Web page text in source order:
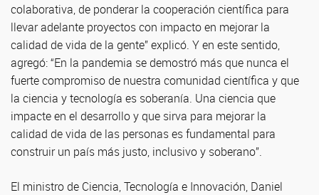
colaborativa, de ponderar la cooperación científica para
llevar adelante proyectos con impacto en mejorar la
calidad de vida de la gente” explicó. Y en este sentido,
agregó: “En la pandemia se demostró más que nunca el
fuerte compromiso de nuestra comunidad científica y que
la ciencia y tecnología es soberanía. Una ciencia que
impacte en el desarrollo y que sirva para mejorar la
calidad de vida de las personas es fundamental para
construir un país más justo, inclusivo y soberano”.
El ministro de Ciencia, Tecnología e Innovación, Daniel